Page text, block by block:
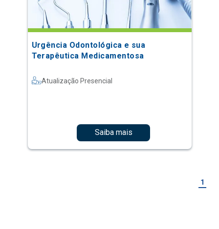
Urgência Odontológica e sua
Terapêutica Medicamentosa
Atualização Presencial
Saiba mais
1